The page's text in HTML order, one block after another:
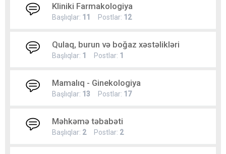
Kliniki Farmakologiya
Başlıqlar: 11 Postlar: 12
Qulaq, burun və boğaz xəstəlikləri
Başlıqlar: 1 Postlar: 1
Mamalıq - Ginekologiya
Başlıqlar: 13 Postlar: 17
Məhkəmə təbabəti
Başlıqlar: 2Postlar: 2